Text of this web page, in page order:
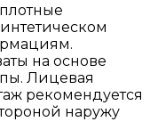
на основе
Лицевая
рекомендуется
наружу